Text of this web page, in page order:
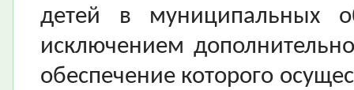
детей в муниципальных
исключением
обеспечение которого